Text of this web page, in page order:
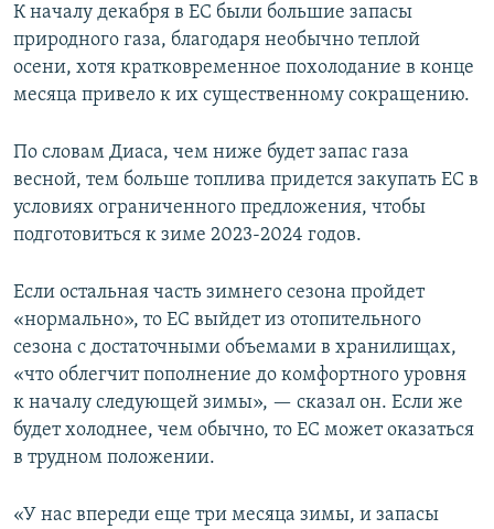
К началу декабря в ЕС были большие запасы
природного газа, благодаря необычно теплой
осени, хотя кратковременное похолодание в конце
месяца привело к их существенному сокращению.
По словам Диаса, чем ниже будет запас газа
весной, тем больше топлива придется закупать ЕС в
условиях ограниченного предложения, чтобы
подготовиться к зиме 2023-2024 годов.
Если остальная часть зимнего сезона пройдет
«нормально», то ЕС выйдет из отопительного
сезона с достаточными объемами в хранилищах,
«что облегчит пополнение до комфортного уровня
к началу следующей зимы», — сказал он. Если же
будет холоднее, чем обычно, то ЕС может оказаться
в трудном положении.
«У нас впереди еще три месяца зимы, и запасы